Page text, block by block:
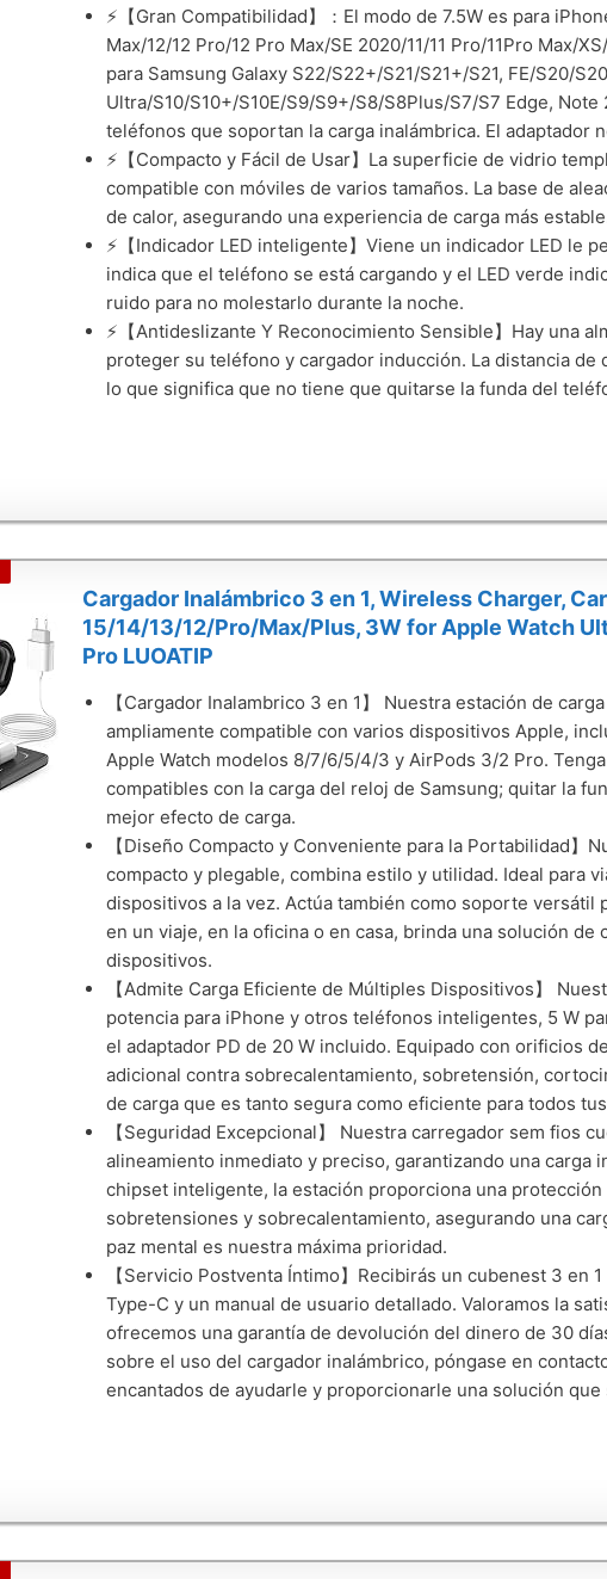
⚡【Gran Compatibilidad】：El modo de 7.5W es para
Max/12/12 Pro/12 Pro Max/SE 2020/11/11 Pro/11Pro Max/
para Samsung Galaxy S22/S22+/S21/S21+/S21, FE/S20/
Ultra/S10/S10+/S10E/S9/S9+/S8/S8Plus/S7/S7 Edge,
teléfonos que soportan la carga inalámbrica. El adaptador
⚡【Compacto y Fácil de Usar】La superficie de vidrio
compatible con móviles de varios tamaños. La base de
de calor, asegurando una experiencia de carga más
⚡【Indicador LED inteligente】Viene un indicador LED le
indica que el teléfono se está cargando y el LED verde
ruido para no molestarlo durante la noche.
⚡【Antideslizante Y Reconocimiento Sensible】Hay una
proteger su teléfono y cargador inducción. La distancia
lo que significa que no tiene que quitarse la funda del
Cargador Inalámbrico 3 en 1, Wireless Charger,
15/14/13/12/Pro/Max/Plus, 3W for Apple Watch
Pro LUOATIP
【Cargador Inalambrico 3 en 1】 Nuestra estación de
ampliamente compatible con varios dispositivos Apple,
Apple Watch modelos 8/7/6/5/4/3 y AirPods 3/2 Pro.
compatibles con la carga del reloj de Samsung; quitar la
mejor efecto de carga.
【Diseño Compacto y Conveniente para la Portabilidad】
compacto y plegable, combina estilo y utilidad. Ideal para
dispositivos a la vez. Actúa también como soporte versátil
en un viaje, en la oficina o en casa, brinda una solución de
dispositivos.
【Admite Carga Eficiente de Múltiples Dispositivos】
potencia para iPhone y otros teléfonos inteligentes, 5 W
el adaptador PD de 20 W incluido. Equipado con orificios
adicional contra sobrecalentamiento, sobretensión,
de carga que es tanto segura como eficiente para todos
【Seguridad Excepcional】 Nuestra carregador sem fios
alineamiento inmediato y preciso, garantizando una carga
chipset inteligente, la estación proporciona una
sobretensiones y sobrecalentamiento, asegurando una
paz mental es nuestra máxima prioridad.
【Servicio Postventa Íntimo】Recibirás un cubenest 3 en
Type-C y un manual de usuario detallado. Valoramos la
ofrecemos una garantía de devolución del dinero de 30
sobre el uso del cargador inalámbrico, póngase en
encantados de ayudarle y proporcionarle una solución